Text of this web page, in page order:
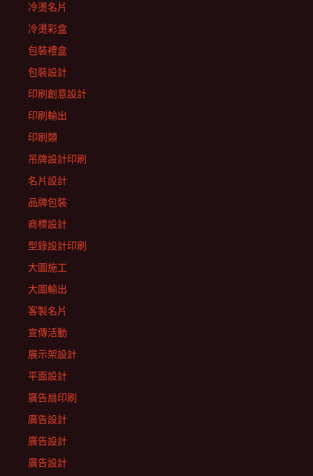
冷燙名片
冷燙彩盒
包裝禮盒
包裝設計
印刷創意設計
印刷輸出
印刷類
吊牌設計印刷
名片設計
品牌包裝
商標設計
型錄設計印刷
大圖施工
大圖輸出
客製名片
宣傳活動
展示架設計
平面設計
廣告扇印刷
廣告設計
廣告設計
廣告設計